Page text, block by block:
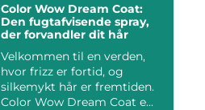
Color Wow Dream Coat:
Den fugtafvisende spray,
der forvandler dit hår
Velkommen til en verden,
hvor frizz er fortid, og
silkemykt hår er fremtiden.
Color Wow Dream Coat e...